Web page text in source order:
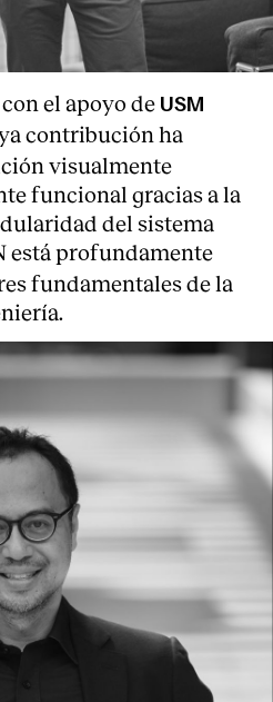
el apoyo de USM
contribución ha
visualmente
funcional gracias a la
del sistema
está profundamente
fundamentales de la